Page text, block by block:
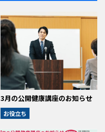
3月の公開健康講座のお知らせ
お役立ち